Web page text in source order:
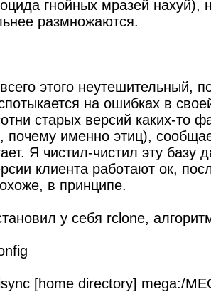
гнойных мразей нахуй),
размножаются.
этого неутешительный,
на ошибках в
старых версий каких-то
почему именно этиц),
Я чистил-чистил эту базу
клиента работают ок,
в принципе.
у себя rclone,
[home directory] mega:/